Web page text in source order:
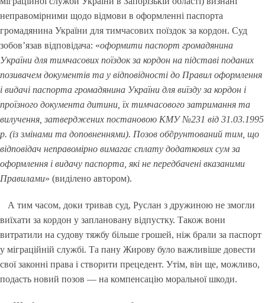
неправомірними щодо відмови в оформленні паспорта
громадянина України для тимчасових поїздок за кордон. Суд
зобов’язав відповідача: «оформити паспорт громадянина
України для тимчасових поїздок за кордон на підставі поданих
позивачем документів та у відповідності до Правил оформлення
і видачі паспорта громадянина України для виїзду за кордон і
проїзного документа дитини, їх тимчасового затримання та
вилучення, затверджених постановою КМУ №231 від 31.03.1995
р. (із змінами та доповненнями). Позов об∂рунтований тим, що
відповідач неправомірно вимагає сплату додаткових сум за
оформлення і видачу паспорта, які не передбачені вказаними
Правилами» (виділено автором).
А тим часом, доки тривав суд, Руслан з дружиною не змогли
виїхати за кордон у заплановану відпустку. Також вони
витратили на судову тяжбу більше грошей, ніж брали за паспорт
у міграційній службі. Та пану Жирову було важливіше довести
свої законні права і створити прецедент. Утім, він ще, можливо,
подасть новий позов — на компенсацію моральної шкоди.